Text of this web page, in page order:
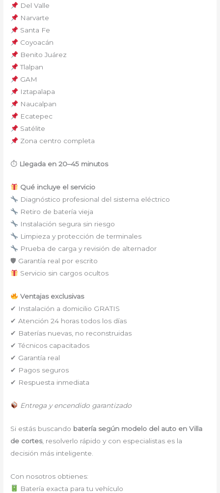
Del Valle
Narvarte
Santa Fe
Coyoacán
Benito Juárez
Tlalpan
GAM
Iztapalapa
Naucalpan
Ecatepec
Satélite
Zona centro completa
⏱ Llegada en 20–45 minutos
Qué incluye el servicio
Diagnóstico profesional del sistema eléctrico
Retiro de batería vieja
Instalación segura sin riesgo
Limpieza y protección de terminales
Prueba de carga y revisión de alternador
🛡 Garantía real por escrito
Servicio sin cargos ocultos
Ventajas exclusivas
✔ Instalación a domicilio GRATIS
✔ Atención 24 horas todos los días
✔ Baterías nuevas, no reconstruidas
✔ Técnicos capacitados
✔ Garantía real
✔ Pagos seguros
✔ Respuesta inmediata
Entrega y encendido garantizado
Si estás buscando batería según modelo del auto en Villa
de cortes, resolverlo rápido y con especialistas es la
decisión más inteligente.
Con nosotros obtienes:
Batería exacta para tu vehículo